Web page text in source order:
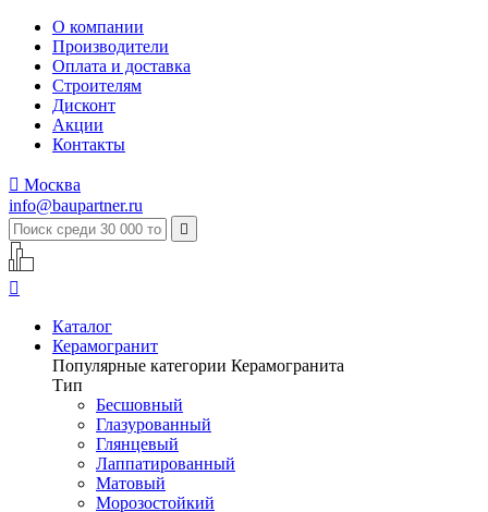
О компании
Производители
Оплата и доставка
Строителям
Дисконт
Акции
Контакты
 Москва
info@baupartner.ru


Каталог
Керамогранит
Популярные категории Керамогранита
Тип
Бесшовный
Глазурованный
Глянцевый
Лаппатированный
Матовый
Морозостойкий